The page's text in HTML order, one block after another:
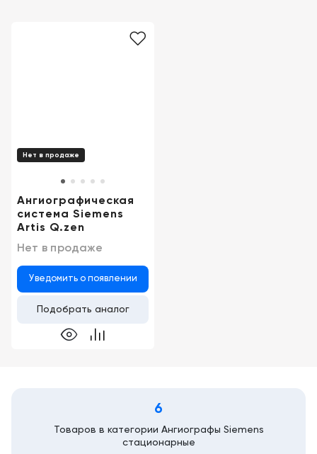
Нет в продаже
Ангиографическая
система Siemens
Artis Q.zen
Нет в продаже
Уведомить о появлении
Подобрать аналог
6
Товаров в категории Ангиографы Siemens
стационарные